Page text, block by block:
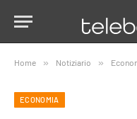
Home » Notiziario »
ECONOMIA